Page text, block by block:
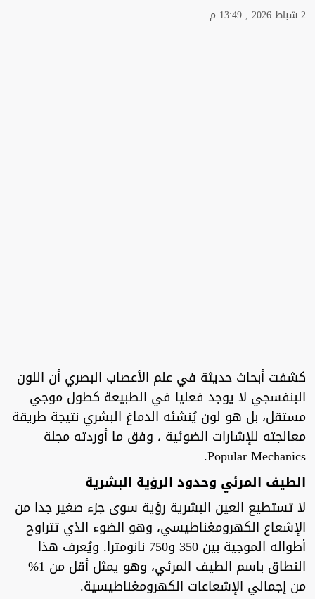
2 شباط 2026 , 13:49 م
كشفت أبحاث حديثة في علم الأعصاب البصري أن اللون
البنفسجي لا يوجد فعليا في الطبيعة كطول موجي
مستقل، بل هو لون يُنشئه الدماغ البشري نتيجة طريقة
معالجته للإشارات الضوئية ، وفق ما أوردته مجلة
Popular Mechanics.
الطيف المرئي وحدود الرؤية البشرية
لا تستطيع العين البشرية رؤية سوى جزء صغير جدا من
الإشعاع الكهرومغناطيسي، وهو الضوء الذي تتراوح
أطواله الموجية بين 350 و750 نانومترا. ويُعرف هذا
النطاق باسم الطيف المرئي، وهو يمثل أقل من 1%
من إجمالي الإشعاعات الكهرومغناطيسية.